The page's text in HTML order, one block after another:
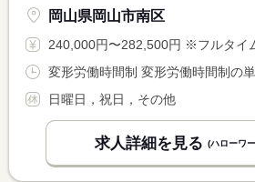
岡山県岡山市南区
240,000円〜282,500円 ※フルタイム求人の場合は月額（換算額）、パート求
日曜日，祝日，その他
求人詳細を見る (ハローワ